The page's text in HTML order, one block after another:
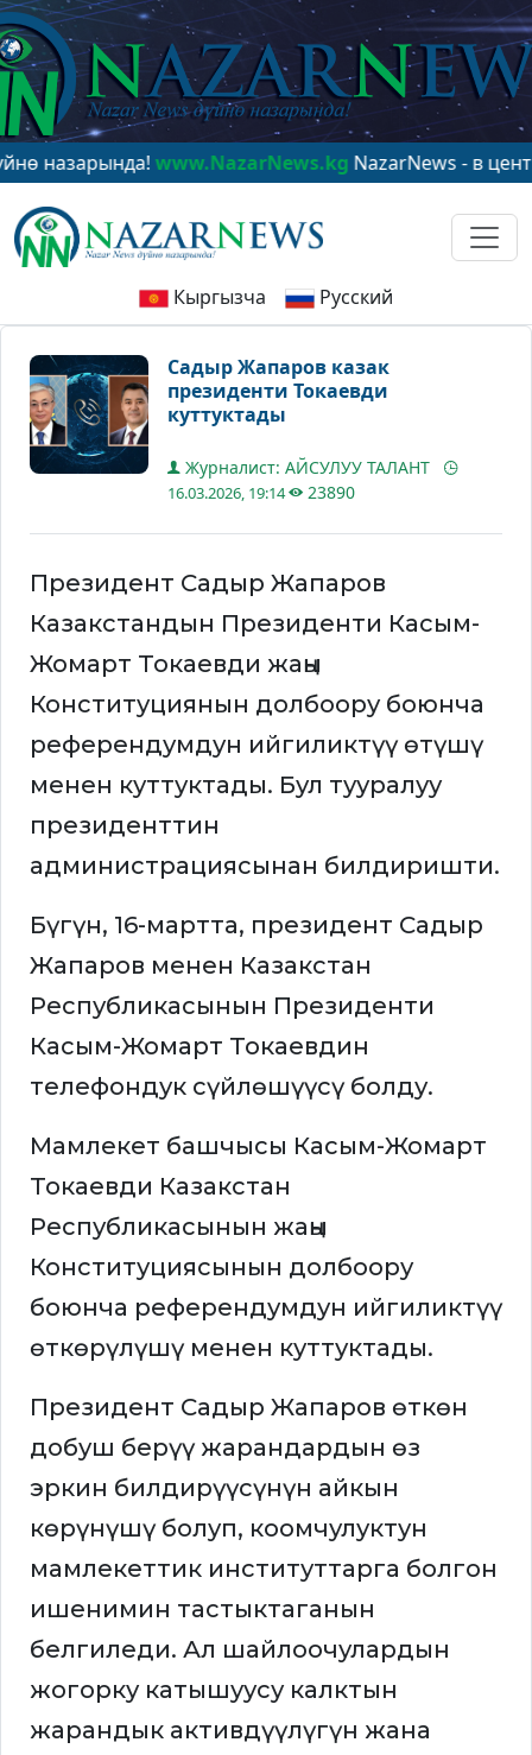
www.NazarNews.kgNazarNews - в центре
Кыргызча Русский
Садыр Жапаров казак
президенти Токаевди
куттуктады
Журналист: АЙСУЛУУ ТАЛАНТ
16.03.2026, 19:14 23890
Президент Садыр Жапаров
Казакстандын Президенти Касым-
Жомарт Токаевди жаңы
Конституциянын долбоору боюнча
референдумдун ийгиликтүү өтүшү
менен куттуктады. Бул тууралуу
президенттин
администрациясынан билдиришти.
Бүгүн, 16-мартта, президент Садыр
Жапаров менен Казакстан
Республикасынын Президенти
Касым-Жомарт Токаевдин
телефондук сүйлөшүүсү болду.
Мамлекет башчысы Касым-Жомарт
Токаевди Казакстан
Республикасынын жаңы
Конституциясынын долбоору
боюнча референдумдун ийгиликтүү
өткөрүлүшү менен куттуктады.
Президент Садыр Жапаров өткөн
добуш берүү жарандардын өз
эркин билдирүүсүнүн айкын
көрүнүшү болуп, коомчулуктун
мамлекеттик институттарга болгон
ишенимин тастыктаганын
белгиледи. Ал шайлоочулардын
жогорку катышуусу калктын
жарандык активдүүлүгүн жана